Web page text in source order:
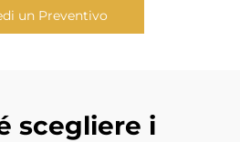
un Preventivo
scegliere i